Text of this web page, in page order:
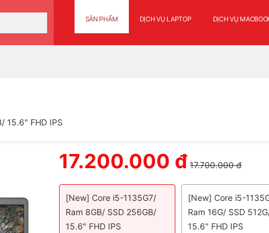
SẢN PHẨM DỊCH VỤ LAPTOP DỊCH VỤ
15.6" FHD IPS
17.200.000 đ 17.700.000 đ
[New] Core i5-1135G7/
Ram 8GB/ SSD 256GB/
15.6" FHD IPS
[New] Core i5-
Ram 16G/ SSD
15.6" FHD IPS